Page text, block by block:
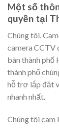
Một số
quyền tại
Chúng tôi,
camera CCTV
bàn thành phố
thành phố
hỗ trợ lắp đặt
nhanh nhất.
Chúng tôi cam